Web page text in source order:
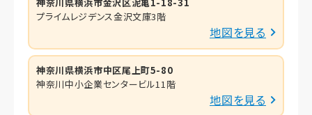
プライムレジデンス金沢文庫3階
地図を見る
神奈川県横浜市中区尾上町5-80
神奈川中小企業センタービル11階
地図を見る